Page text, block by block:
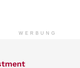
WERBUNG